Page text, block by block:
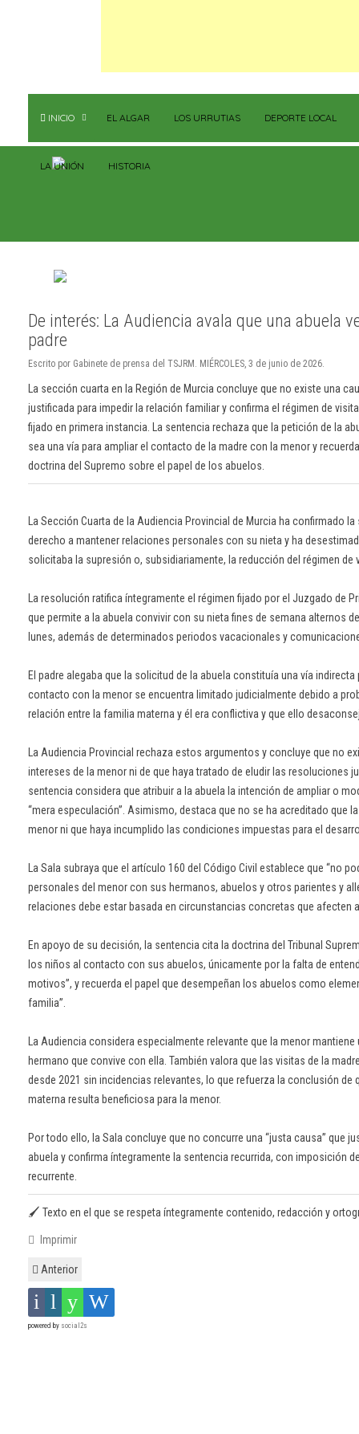
INICIO EL ALGAR LOS URRUTIAS DEPORTE LOCAL
LA UNIÓN HISTORIA
De interés: La Audiencia avala que una abuela
padre
Escrito por Gabinete de prensa del TSJRM. MIÉRCOLES, 3 de junio de 2026.
La sección cuarta en la Región de Murcia concluye que no existe una
justificada para impedir la relación familiar y confirma el régimen de
fijado en primera instancia. La sentencia rechaza que la petición de la
sea una vía para ampliar el contacto de la madre con la menor y
doctrina del Supremo sobre el papel de los abuelos.
La Sección Cuarta de la Audiencia Provincial de Murcia ha confirmado
derecho a mantener relaciones personales con su nieta y ha
solicitaba la supresión o, subsidiariamente, la reducción del régimen de
La resolución ratifica íntegramente el régimen fijado por el Juzgado de
que permite a la abuela convivir con su nieta fines de semana alternos
lunes, además de determinados periodos vacacionales y
El padre alegaba que la solicitud de la abuela constituía una vía
contacto con la menor se encuentra limitado judicialmente debido a
relación entre la familia materna y él era conflictiva y que ello
La Audiencia Provincial rechaza estos argumentos y concluye que no
intereses de la menor ni de que haya tratado de eludir las resoluciones
sentencia considera que atribuir a la abuela la intención de ampliar o
“mera especulación”. Asimismo, destaca que no se ha acreditado que
menor ni que haya incumplido las condiciones impuestas para el
La Sala subraya que el artículo 160 del Código Civil establece que “no
personales del menor con sus hermanos, abuelos y otros parientes y
relaciones debe estar basada en circunstancias concretas que afecten
En apoyo de su decisión, la sentencia cita la doctrina del Tribunal
los niños al contacto con sus abuelos, únicamente por la falta de
motivos”, y recuerda el papel que desempeñan los abuelos como
familia”.
La Audiencia considera especialmente relevante que la menor
hermano que convive con ella. También valora que las visitas de la
desde 2021 sin incidencias relevantes, lo que refuerza la conclusión
materna resulta beneficiosa para la menor.
Por todo ello, la Sala concluye que no concurre una “justa causa” que
abuela y confirma íntegramente la sentencia recurrida, con imposición
recurrente.
🖌️ Texto en el que se respeta íntegramente contenido, redacción y
Imprimir
Anterior
powered by social2s